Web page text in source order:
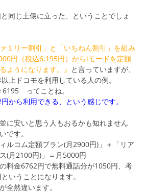
同じ土俵に立った、ということでしょ
ァミリー割引」と「いちねん割引」を組み
円（税込6,195円）からiモードを定額
ようになります。』 と言っていますが、
上ドコモを利用している人の例。
ってことね。
から利用できる、という感じです。
に安いと思う人もおるかも知れません
です。
ルコム定額プラン(月2900円)」＋「リア
(月2100円)」＝月5000円
料金6762円で無料通話分が1050円、考
いうことになります。
全然違います。